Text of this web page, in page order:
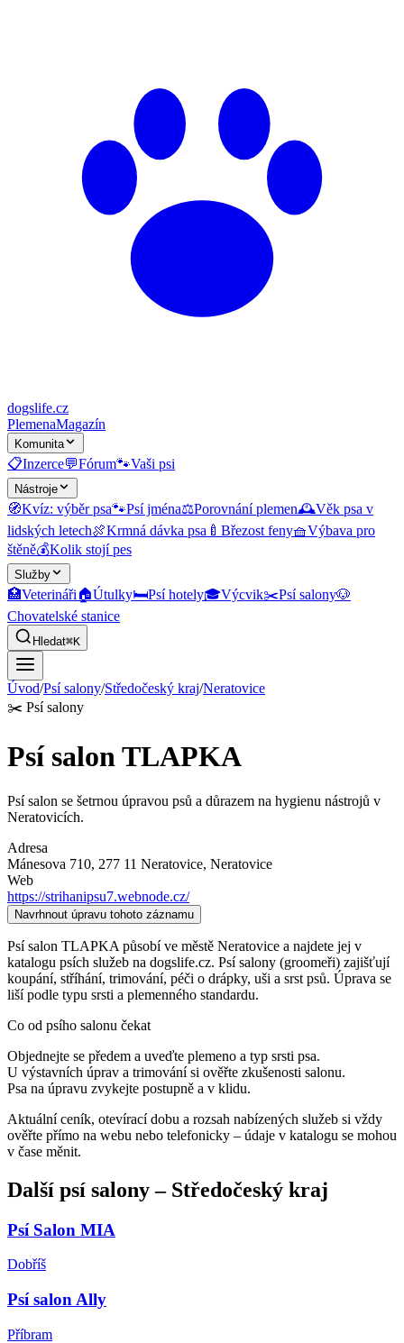
dogslife.cz
PlemenaMagazín
Komunita
📋Inzerce💬Fórum🐾Vaši psi
Nástroje
🧭Kvíz: výběr psa🐾Psí jména⚖️Porovnání plemen🕰️Věk psa v
lidských letech🍖Krmná dávka psa 🍼 Březost feny🧺Výbava pro
štěně💰Kolik stojí pes
Služby
🏥Veterináři🏠Útulky🛏️Psí hotely🎓Výcvik✂️Psí salony🐶
Chovatelské stanice
Hledat⌘K
Úvod/Psí salony/Středočeský kraj/Neratovice
✂️ Psí salony
Psí salon TLAPKA
Psí salon se šetrnou úpravou psů a důrazem na hygienu nástrojů v
Neratovicích.
Adresa
Mánesova 710, 277 11 Neratovice, Neratovice
Web
https://strihanipsu7.webnode.cz/
Navrhnout úpravu tohoto záznamu
Psí salon TLAPKA působí ve městě Neratovice a najdete jej v
katalogu psích služeb na dogslife.cz. Psí salony (groomeři) zajišťují
koupání, stříhání, trimování, péči o drápky, uši a srst psů. Úprava se
liší podle typu srsti a plemenného standardu.
Co od psího salonu čekat
Objednejte se předem a uveďte plemeno a typ srsti psa.
U výstavních úprav a trimování si ověřte zkušenosti salonu.
Psa na úpravu zvykejte postupně a v klidu.
Aktuální ceník, otevírací dobu a rozsah nabízených služeb si vždy
ověřte přímo na webu nebo telefonicky – údaje v katalogu se mohou
v čase měnit.
Další psí salony– Středočeský kraj
Psí Salon MIA
Dobříš
Psí salon Ally
Příbram